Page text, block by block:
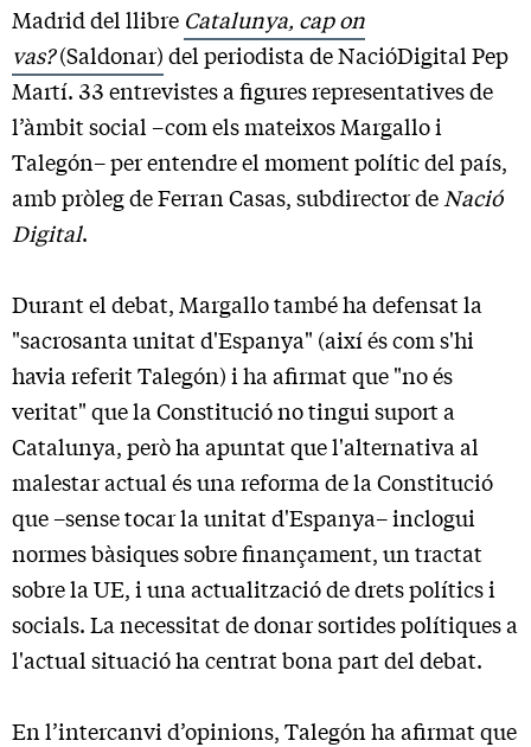
Madrid del llibre Catalunya, cap on
vas?(Saldonar)del periodista de NacióDigital Pep
Martí. 33 entrevistes a figures representatives de
l’àmbit social –com els mateixos Margallo i
Talegón– per entendre el moment polític del país,
amb pròleg de Ferran Casas, subdirector de Nació
Digital.
Durant el debat, Margallo també ha defensat la
"sacrosanta unitat d'Espanya" (així és com s'hi
havia referit Talegón) i ha afirmat que "no és
veritat" que la Constitució no tingui suport a
Catalunya, però ha apuntat que l'alternativa al
malestar actual és una reforma de la Constitució
que –sense tocar la unitat d'Espanya– inclogui
normes bàsiques sobre finançament, un tractat
sobre la UE, i una actualització de drets polítics i
socials. La necessitat de donar sortides polítiques a
l'actual situació ha centrat bona part del debat.
En l’intercanvi d’opinions, Talegón ha afirmat que